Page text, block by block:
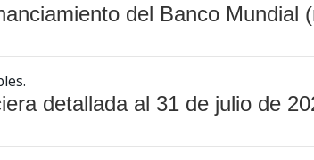
del Banco Mundial
detallada al 31 de julio de